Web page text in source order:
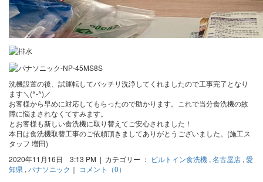
洗機設置の後、試運転してバッチリ洗浄してくれましたので工事完了となり
ます＼(^-^)／
お客様から早めに対応してもらったので助かります。これで当分食洗機の故
障に悩まされなくてすみます。
とお客様も新しい食洗機に取り替えてご安心されました！
本日は食洗機取替工事のご依頼頂きましてありがとうございました。(施工ス
タッフ 増田)
2020年11月16日 3:13 PM | カテゴリー ： ビルトイン食洗機 , 名古屋店 , 愛
知県 , パナソニック ｜ コメント（0）